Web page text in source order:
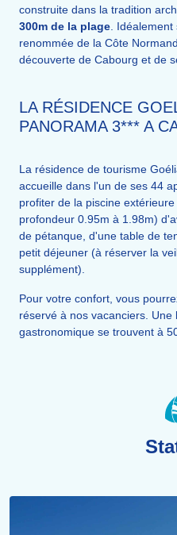
construite dans la tradition
300m de la plage .
renommée de la Côte
découverte de Cabourg et de
LA RÉSIDENCE
PANORAMA 3*** A
La résidence de tourisme
accueille dans l'un de ses 44
profiter de la piscine
profondeur 0.95m à 1.98m)
de pétanque, d'une table de
petit déjeuner (à réserver la
supplément).
Pour votre confort, vous
réservé à nos vacanciers.
gastronomique se trouvent à